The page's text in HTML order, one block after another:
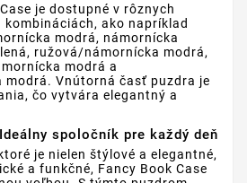
je dostupné v rôznych
ako napríklad
modrá, námornícka
ružová/námornícka modrá,
modrá a
Vnútorná časť puzdra je
čo vytvára elegantný a
spoločník pre každý deň
je nielen štýlové a elegantné,
a funkčné, Fancy Book Case